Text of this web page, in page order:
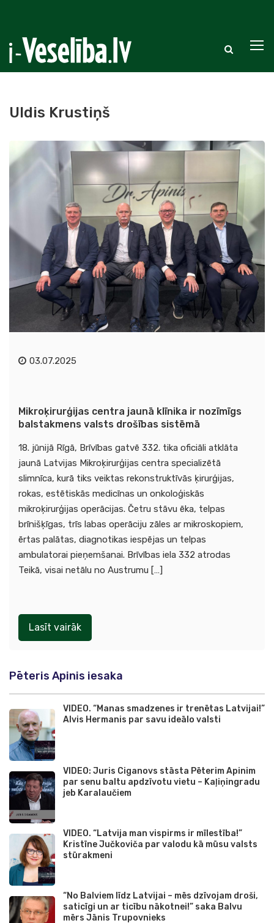
Uldis Krustiņš
03.07.2025
Mikroķirurģijas centra jaunā klīnika ir nozīmīgs
balstakmens valsts drošības sistēmā
18. jūnijā Rīgā, Brīvības gatvē 332. tika oficiāli atklāta
jaunā Latvijas Mikroķirurģijas centra specializētā
slimnīca, kurā tiks veiktas rekonstruktīvās ķirurģijas,
rokas, estētiskās medicīnas un onkoloģiskās
mikroķirurģijas operācijas. Četru stāvu ēka, telpas
brīnišķīgas, trīs labas operāciju zāles ar mikroskopiem,
ērtas palātas, diagnotikas iespējas un telpas
ambulatorai pieņemšanai. Brīvības iela 332 atrodas
Teikā, visai netālu no Austrumu […]
Lasīt vairāk
Pēteris Apinis iesaka
VIDEO. “Manas smadzenes ir trenētas Latvijai!”
Alvis Hermanis par savu ideālo valsti
VIDEO: Juris Ciganovs stāsta Pēterim Apinim
par senu baltu apdzīvotu vietu – Kaļiņingradu
jeb Karalaučiem
VIDEO. “Latvija man vispirms ir mīlestība!”
Kristīne Jučkoviča par valodu kā mūsu valsts
stūrakmeni
“No Balviem līdz Latvijai – mēs dzīvojam droši,
saticīgi un ar ticību nākotnei!” saka Balvu
mērs Jānis Trupovnieks